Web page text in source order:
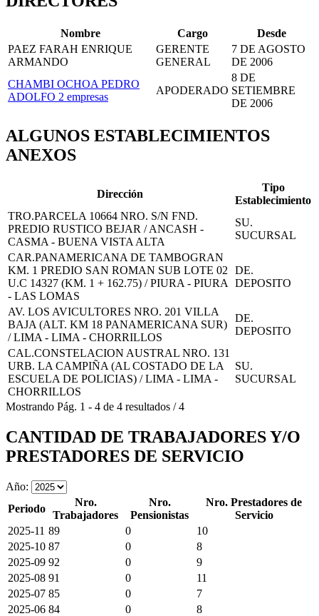
Nombre Cargo
Desde
PAEZ FARAH ENRIQUE
ARMANDO
GERENTE
GENERAL
7 DE AGOSTO
DE 2006
CHAMBI OCHOA PEDRO
ADOLFO 2 empresas
APODERADO
8 DE
SETIEMBRE
DE 2006
ALGUNOS ESTABLECIMIENTOS
ANEXOS
Dirección
Tipo
Establecimiento
TRO.PARCELA 10664 NRO. S/N FND.
PREDIO RUSTICO BEJAR / ANCASH -
CASMA - BUENA VISTA ALTA
SU.
SUCURSAL
CAR.PANAMERICANA DE TAMBOGRAN
KM. 1 PREDIO SAN ROMAN SUB LOTE 02
U.C 14327 (KM. 1 + 162.75) / PIURA - PIURA
- LAS LOMAS
DE.
DEPOSITO
AV. LOS AVICULTORES NRO. 201 VILLA
BAJA (ALT. KM 18 PANAMERICANA SUR)
/ LIMA - LIMA - CHORRILLOS
DE.
DEPOSITO
CAL.CONSTELACION AUSTRAL NRO. 131
URB. LA CAMPIÑA (AL COSTADO DE LA
ESCUELA DE POLICIAS) / LIMA - LIMA -
CHORRILLOS
SU.
SUCURSAL
Mostrando Pág. 1 - 4 de 4 resultados /4
CANTIDAD DE TRABAJADORES Y/O
PRESTADORES DE SERVICIO
Año:
Periodo
Nro.
Trabajadores
Nro.
Pensionistas
Nro. Prestadores de
Servicio
2025-11 89 0
10
2025-10 87 0
8
2025-09 92 0
9
2025-08 91 0
11
2025-07 85 0
7
2025-06 84 0
8